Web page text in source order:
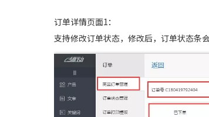
订单详情页面1：
支持修改订单状态，修改后，订单状态条